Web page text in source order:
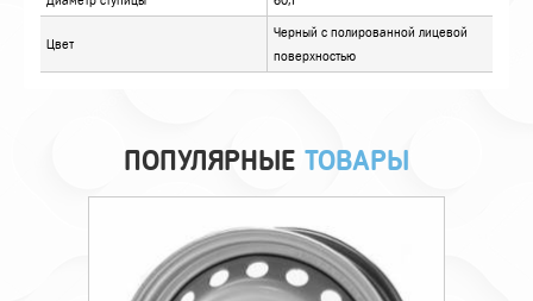
ПОПУЛЯРНЫЕ ТОВАРЫ